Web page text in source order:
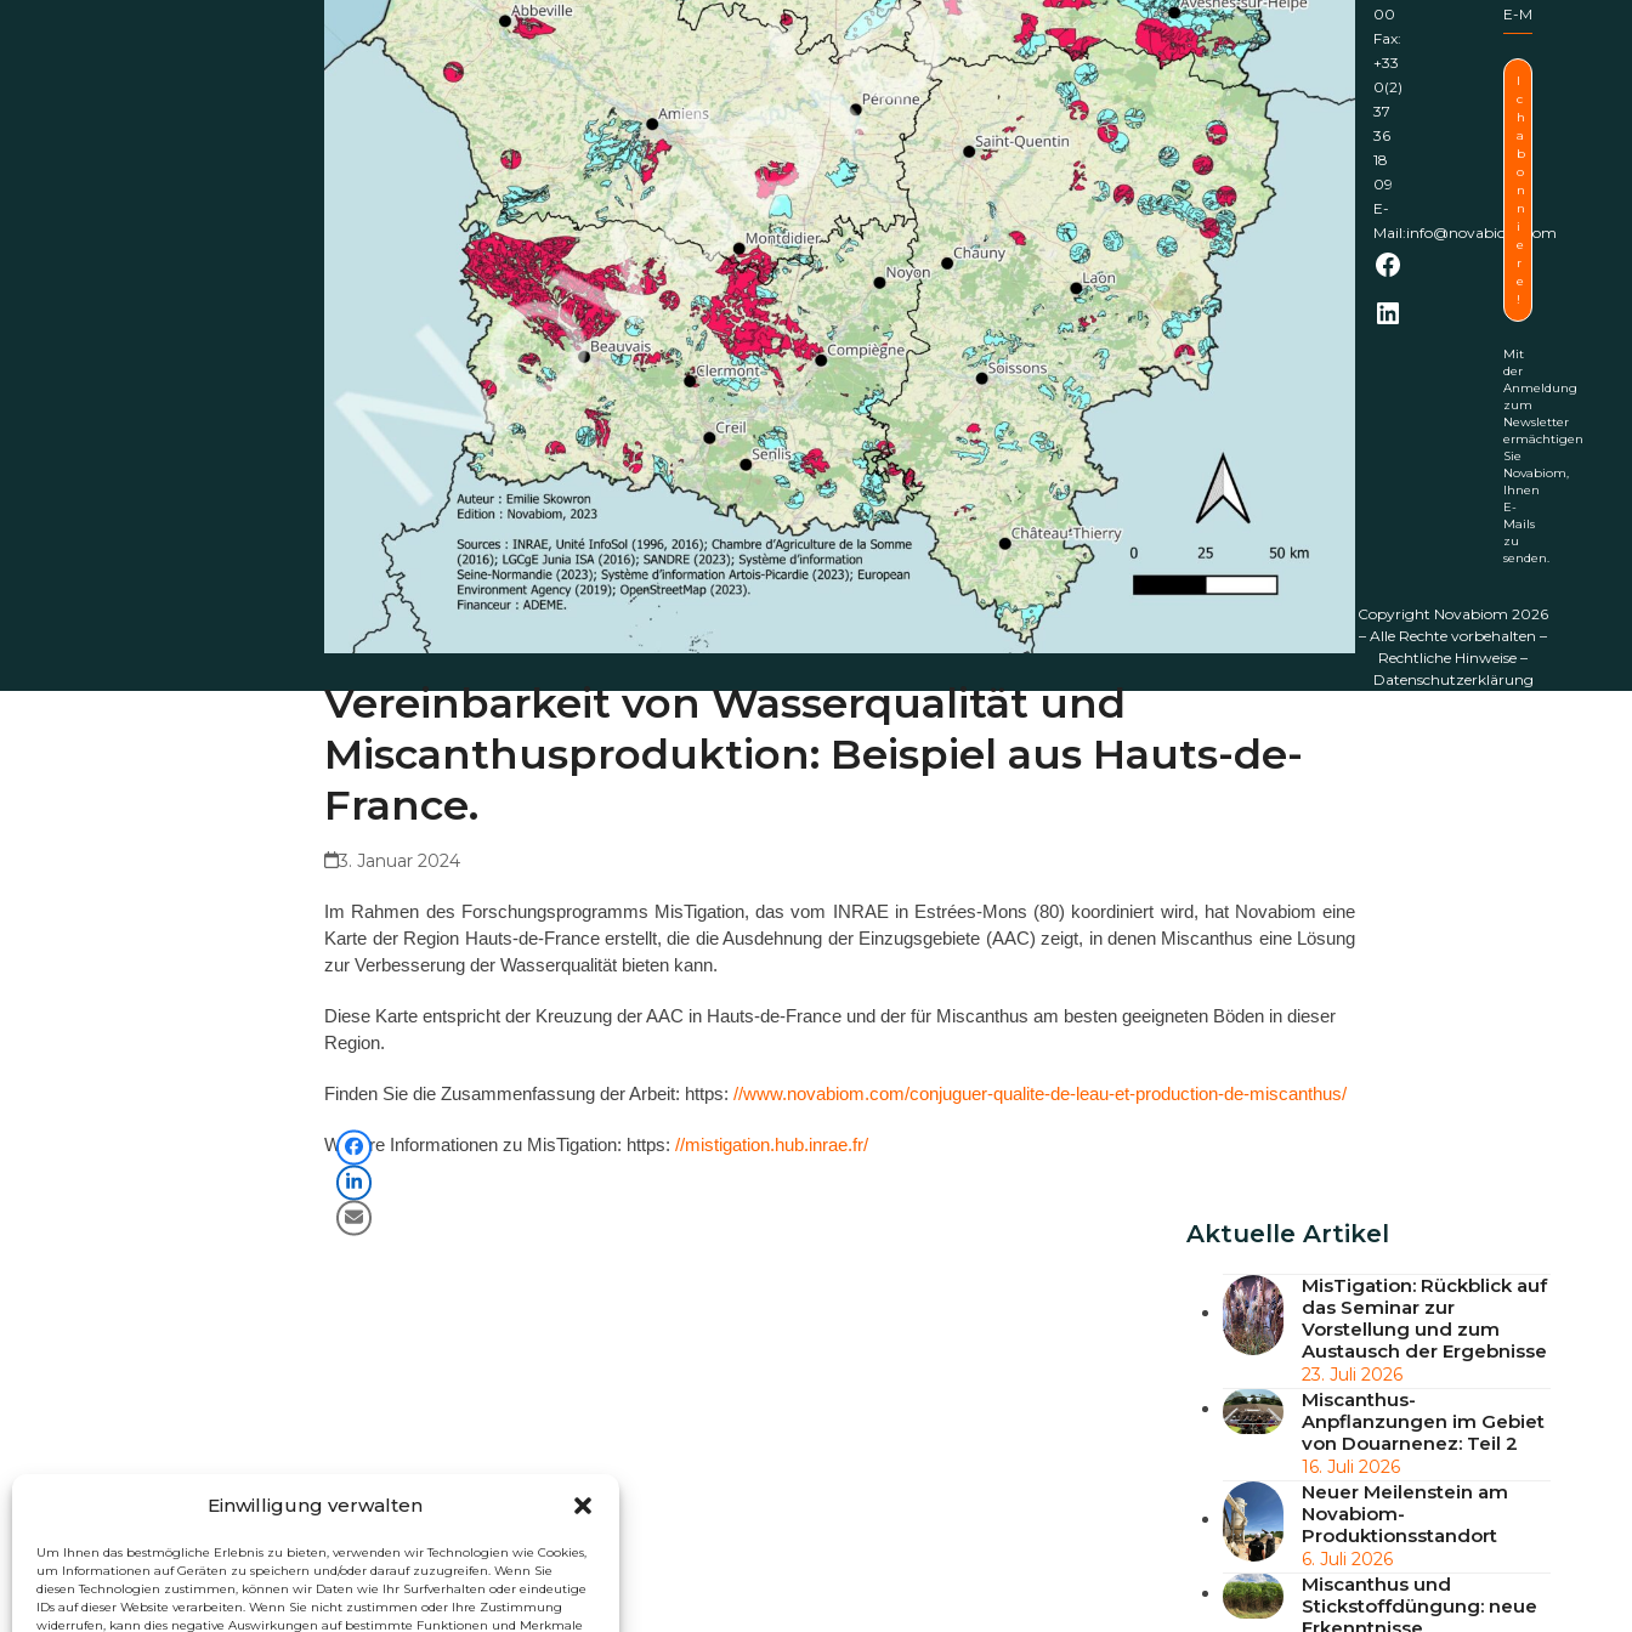
Einwilligung verwalten
Um Ihnen das bestmögliche Erlebnis zu bieten, verwenden wir Technologien wie Cookies,
um Informationen auf Geräten zu speichern und/oder darauf zuzugreifen. Wenn Sie
diesen Technologien zustimmen, können wir Daten wie Ihr Surfverhalten oder eindeutige
IDs auf dieser Website verarbeiten. Wenn Sie nicht zustimmen oder Ihre Zustimmung
widerrufen, kann dies negative Auswirkungen auf bestimmte Funktionen und Merkmale
Vereinbarkeit von Wasserqualität und
Miscanthusproduktion: Beispiel aus Hauts-de-
France.
3. Januar 2024
Im Rahmen des Forschungsprogramms MisTigation, das vom INRAE in Estrées-Mons (80) koordiniert wird, hat Novabiom eine
Karte der Region Hauts-de-France erstellt, die die Ausdehnung der Einzugsgebiete (AAC) zeigt, in denen Miscanthus eine Lösung
zur Verbesserung der Wasserqualität bieten kann.
Diese Karte entspricht der Kreuzung der AAC in Hauts-de-France und der für Miscanthus am besten geeigneten Böden in dieser
Region.
Finden Sie die Zusammenfassung der Arbeit: https://www.novabiom.com/conjuguer-qualite-de-leau-et-production-de-miscanthus/
Weitere Informationen zu MisTigation: https://mistigation.hub.inrae.fr/
Aktuelle Artikel
MisTigation: Rückblick auf
das Seminar zur
Vorstellung und zum
Austausch der Ergebnisse
23. Juli 2026
Miscanthus-
Anpflanzungen im Gebiet
von Douarnenez: Teil 2
16. Juli 2026
Neuer Meilenstein am
Novabiom-
Produktionsstandort
6. Juli 2026
Miscanthus und
Stickstoffdüngung: neue
Erkenntnisse
00
Fax:
+33
0(2)
37
36
18
09
E-
Mail:info@novabiom.com
Facebook
LinkedIn
Mit
der
Anmeldung
zum
Newsletter
ermächtigen
Sie
Novabiom,
Ihnen
E-
Mails
zu
senden.
Copyright Novabiom 2026
– Alle Rechte vorbehalten –
Rechtliche Hinweise –
Datenschutzerklärung